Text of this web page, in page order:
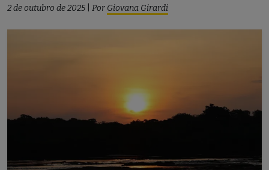
2 de outubro de 2025 Por Giovana Girardi